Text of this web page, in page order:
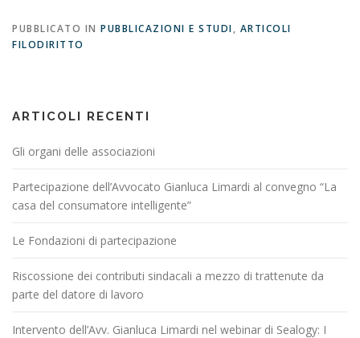
PUBBLICATO IN PUBBLICAZIONI E STUDI, ARTICOLI
FILODIRITTO
ARTICOLI RECENTI
Gli organi delle associazioni
Partecipazione dell’Avvocato Gianluca Limardi al convegno “La
casa del consumatore intelligente”
Le Fondazioni di partecipazione
Riscossione dei contributi sindacali a mezzo di trattenute da
parte del datore di lavoro
Intervento dell’Avv. Gianluca Limardi nel webinar di Sealogy: I